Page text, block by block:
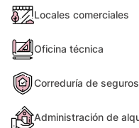
Locales comerciales
Oficina técnica
Correduría de seguros
Administración de